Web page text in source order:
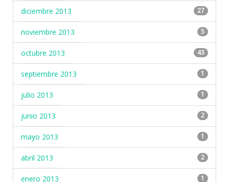
diciembre 2013 27
noviembre 2013 5
octubre 2013 43
septiembre 2013 1
julio 2013 1
junio 2013 2
mayo 2013 1
abril 2013 2
enero 2013 1